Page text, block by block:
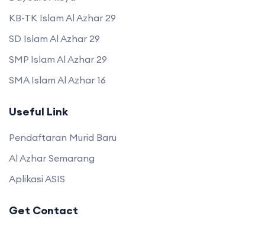
KB-TK Islam Al Azhar 29
SD Islam Al Azhar 29
SMP Islam Al Azhar 29
SMA Islam Al Azhar 16
Useful Link
Pendaftaran Murid Baru
Al Azhar Semarang
Aplikasi ASIS
Get Contact